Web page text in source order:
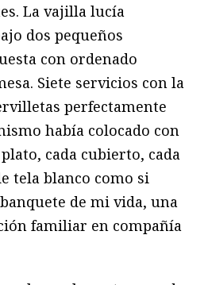
La vajilla lucía
dos pequeños
con ordenado
Siete servicios con la
perfectamente
había colocado con
cada cubierto, cada
tela blanco como si
de mi vida, una
familiar en compañía